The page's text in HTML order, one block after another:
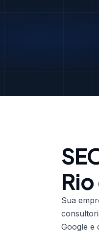
Sua
Google e